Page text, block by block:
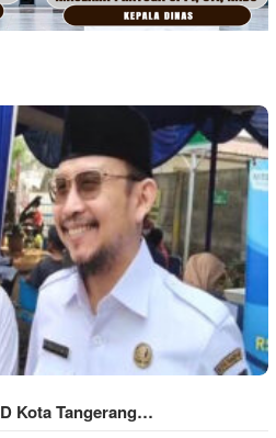
Kota Tangerang…